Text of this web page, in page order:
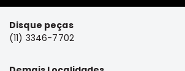
Outlander
Disque peças
(11) 3346-7702